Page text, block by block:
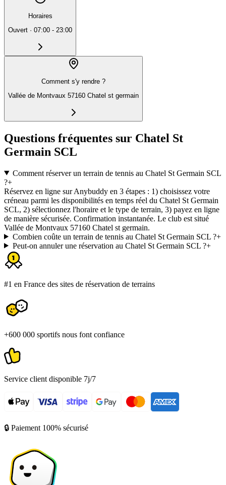
Horaires
Ouvert · 07:00 - 23:00
Comment s'y rendre ?
Vallée de Montvaux 57160 Chatel st germain
Questions fréquentes sur Chatel St
Germain SCL
Comment réserver un terrain de tennis au Chatel St Germain SCL
?+
Réservez en ligne sur Anybuddy en 3 étapes : 1) choisissez votre
créneau parmi les disponibilités en temps réel du Chatel St Germain
SCL, 2) sélectionnez l'horaire et le type de terrain, 3) payez en ligne
de manière sécurisée. Confirmation instantanée. Le club est situé
Vallée de Montvaux 57160 Chatel st germain.
Combien coûte un terrain de tennis au Chatel St Germain SCL ?+
Peut-on annuler une réservation au Chatel St Germain SCL ?+
#1 en France des sites de réservation de terrains
+600 000 sportifs nous font confiance
Service client disponible 7j/7
🔒 Paiement 100% sécurisé